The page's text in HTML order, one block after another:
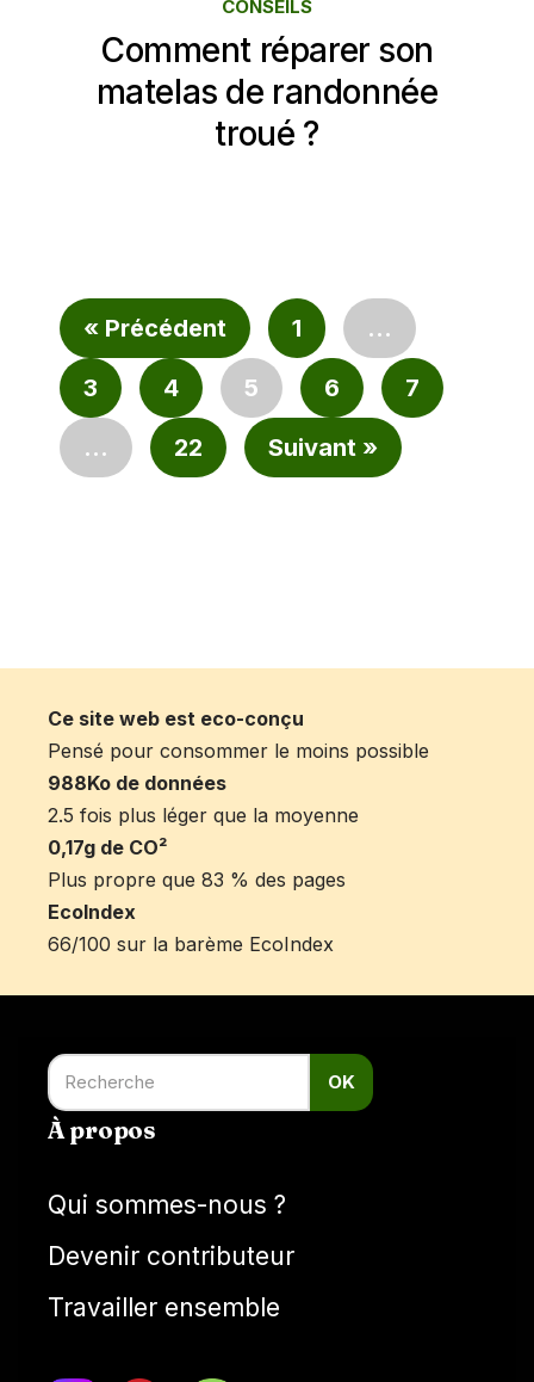
Comment réparer son
matelas de randonnée
troué ?
CONSEILS
« Précédent 1 …
3 4 5 6 7
… 22 Suivant »
Ce site web est eco-conçu
Pensé pour consommer le moins possible
988Ko de données
2.5 fois plus léger que la moyenne
0,17g de CO²
Plus propre que 83 % des pages
EcoIndex
66/100 sur la barème EcoIndex
OK
À propos
Qui sommes-nous ?
Devenir contributeur
Travailler ensemble